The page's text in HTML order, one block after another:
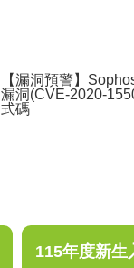
【漏洞預警】
漏洞(CVE-2020-
式碼
115年度新生